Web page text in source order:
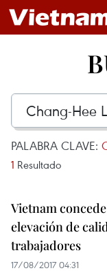
PALABRA CLAVE:
1 Resultado
Vietnam
elevación de
trabajadores
17/08/2017 04:31